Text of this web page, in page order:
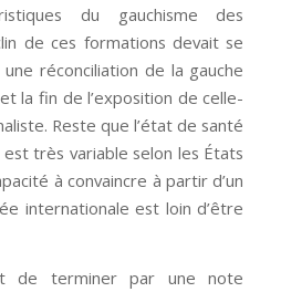
du gauchisme des
de ces formations devait se
réconciliation de la gauche
la fin de l’exposition de celle-
Reste que l’état de santé
très variable selon les États
à convaincre à partir d’un
internationale est loin d’être
de terminer par une note